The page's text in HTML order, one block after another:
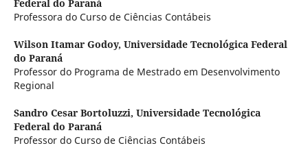
Federal do Paraná
Professora do Curso de Ciências Contábeis
Wilson Itamar Godoy, Universidade Tecnológica Federal
do Paraná
Professor do Programa de Mestrado em Desenvolvimento
Regional
Sandro Cesar Bortoluzzi, Universidade Tecnológica
Federal do Paraná
Professor do Curso de Ciências Contábeis